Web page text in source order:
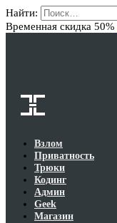
Найти:
Временная скидка 50%
Взлом
Приватность
Трюки
Кодинг
Админ
Geek
Магазин